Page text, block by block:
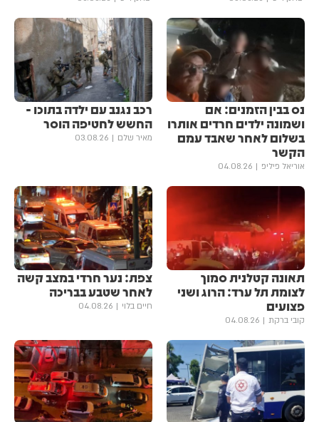
נס בבין הזמנים: אם
ושמונה ילדים חרדים אותרו
בשלום לאחר שאבד עמם
הקשר
אוריאל פיליפ 04.08.26
רכב נגנב עם ילדה בתוכו -
החשש לחטיפה הוסר
מאיר שלם 03.08.26
תאונה קטלנית סמוך
לצומת תל ערד: הרוג ושני
פצועים
קובי ברקת 04.08.26
צפת: נער חרדי במצב קשה
לאחר שטבע בבריכה
חיים בלוי 04.08.26